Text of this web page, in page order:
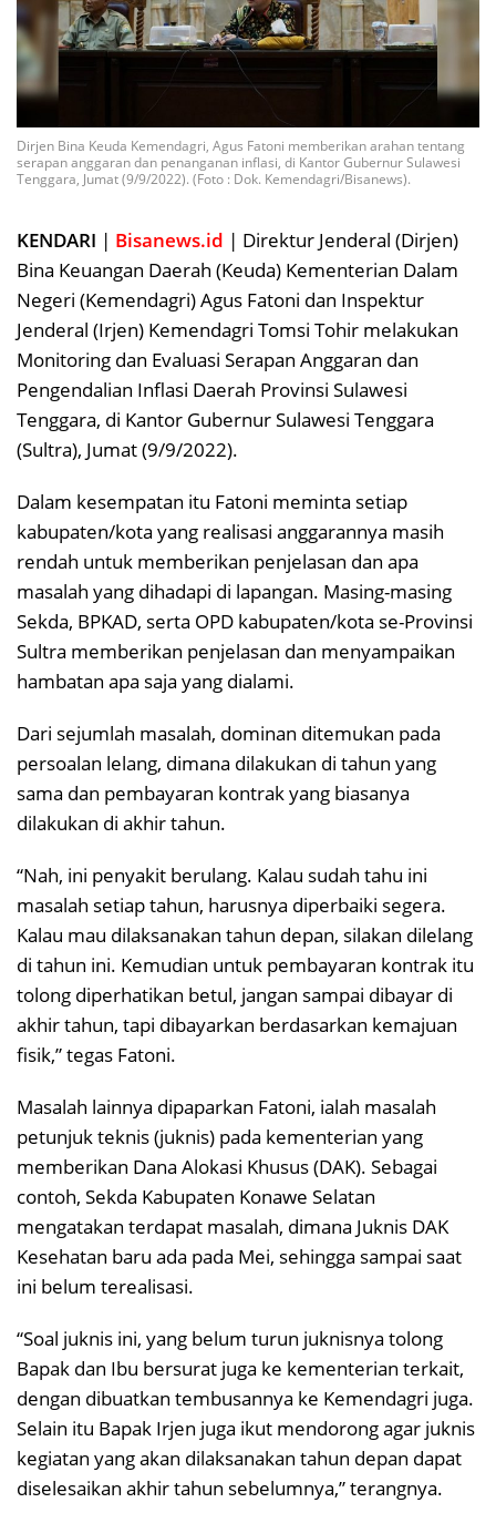
Dirjen Bina Keuda Kemendagri, Agus Fatoni memberikan arahan tentang
serapan anggaran dan penanganan inflasi, di Kantor Gubernur Sulawesi
Tenggara, Jumat (9/9/2022). (Foto : Dok. Kemendagri/Bisanews).
KENDARI | Bisanews.id | Direktur Jenderal (Dirjen)
Bina Keuangan Daerah (Keuda) Kementerian Dalam
Negeri (Kemendagri) Agus Fatoni dan Inspektur
Jenderal (Irjen) Kemendagri Tomsi Tohir melakukan
Monitoring dan Evaluasi Serapan Anggaran dan
Pengendalian Inflasi Daerah Provinsi Sulawesi
Tenggara, di Kantor Gubernur Sulawesi Tenggara
(Sultra), Jumat (9/9/2022).
Dalam kesempatan itu Fatoni meminta setiap
kabupaten/kota yang realisasi anggarannya masih
rendah untuk memberikan penjelasan dan apa
masalah yang dihadapi di lapangan. Masing-masing
Sekda, BPKAD, serta OPD kabupaten/kota se-Provinsi
Sultra memberikan penjelasan dan menyampaikan
hambatan apa saja yang dialami.
Dari sejumlah masalah, dominan ditemukan pada
persoalan lelang, dimana dilakukan di tahun yang
sama dan pembayaran kontrak yang biasanya
dilakukan di akhir tahun.
“Nah, ini penyakit berulang. Kalau sudah tahu ini
masalah setiap tahun, harusnya diperbaiki segera.
Kalau mau dilaksanakan tahun depan, silakan dilelang
di tahun ini. Kemudian untuk pembayaran kontrak itu
tolong diperhatikan betul, jangan sampai dibayar di
akhir tahun, tapi dibayarkan berdasarkan kemajuan
fisik,” tegas Fatoni.
Masalah lainnya dipaparkan Fatoni, ialah masalah
petunjuk teknis (juknis) pada kementerian yang
memberikan Dana Alokasi Khusus (DAK). Sebagai
contoh, Sekda Kabupaten Konawe Selatan
mengatakan terdapat masalah, dimana Juknis DAK
Kesehatan baru ada pada Mei, sehingga sampai saat
ini belum terealisasi.
“Soal juknis ini, yang belum turun juknisnya tolong
Bapak dan Ibu bersurat juga ke kementerian terkait,
dengan dibuatkan tembusannya ke Kemendagri juga.
Selain itu Bapak Irjen juga ikut mendorong agar juknis
kegiatan yang akan dilaksanakan tahun depan dapat
diselesaikan akhir tahun sebelumnya,” terangnya.